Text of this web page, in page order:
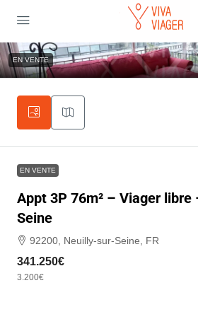
EN VENTE
EN VENTE
Appt 3P 76m² – Viager
Seine
92200, Neuilly-sur-Seine, FR
341.250€
3.200€